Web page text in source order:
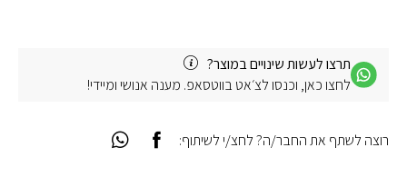
תרצו לעשות שינויים במוצר?
לחצו כאן, וכנסו לצ׳אט בווטסאפ. מענה אנושי ומיידי!
רוצה לשתף את החבר/ה? לחצ/י לשיתוף: